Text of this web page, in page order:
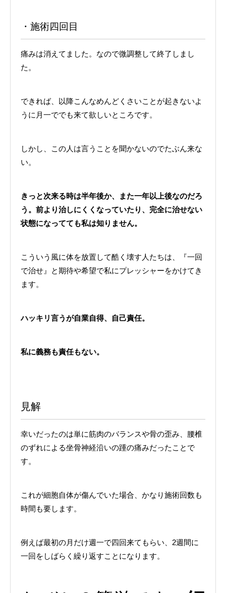
・施術四回目
痛みは消えてました。なので微調整して終了しまし
た。
できれば、以降こんなめんどくさいことが起きないよ
うに月一ででも来て欲しいところです。
しかし、この人は言うことを聞かないのでたぶん来な
い。
きっと次来る時は半年後か、また一年以上後なのだろ
う。前より治しにくくなっていたり、完全に治せない
状態になってても私は知りません。
こういう風に体を放置して酷く壊す人たちは、『一回
で治せ』と期待や希望で私にプレッシャーをかけてき
ます。
ハッキリ言うが自業自得、自己責任。
私に義務も責任もない。
見解
幸いだったのは単に筋肉のバランスや骨の歪み、腰椎
のずれによる坐骨神経沿いの踵の痛みだったことで
す。
これが細胞自体が傷んでいた場合、かなり施術回数も
時間も要します。
例えば最初の月だけ週一で四回来てもらい、2週間に
一回をしばらく繰り返すことになります。